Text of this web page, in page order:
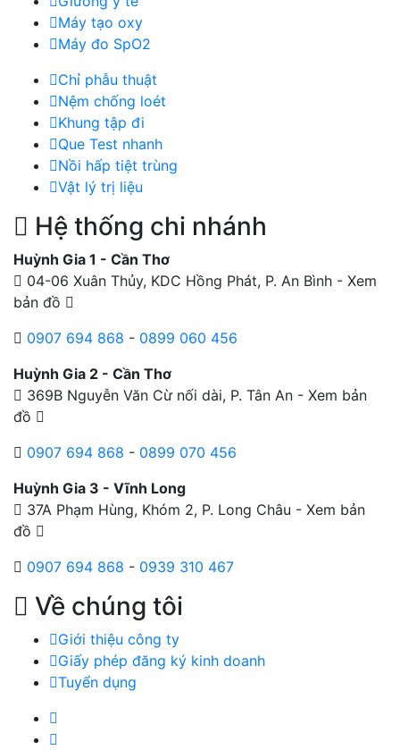
Máy tạo oxy
Máy đo SpO2
Chỉ phẫu thuật
Nệm chống loét
Khung tập đi
Que Test nhanh
Nồi hấp tiệt trùng
Vật lý trị liệu
Hệ thống chi nhánh
Huỳnh Gia 1 - Cần Thơ
04-06 Xuân Thủy, KDC Hồng Phát, P. An Bình - Xem
bản đồ
0907 694 868 - 0899 060 456
Huỳnh Gia 2 - Cần Thơ
369B Nguyễn Văn Cừ nối dài, P. Tân An - Xem bản
đồ
0907 694 868 - 0899 070 456
Huỳnh Gia 3 - Vĩnh Long
37A Phạm Hùng, Khóm 2, P. Long Châu - Xem bản
đồ
0907 694 868 - 0939 310 467
Về chúng tôi
Giới thiệu công ty
Giấy phép đăng ký kinh doanh
Tuyển dụng